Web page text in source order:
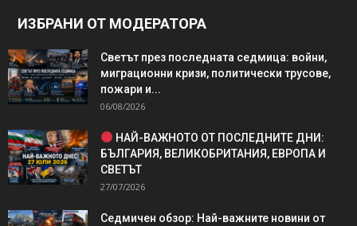
ИЗБРАНИ ОТ МОДЕРАТОРА
Светът през последната седмица: войни,
миграционни кризи, политически трусове,
пожари и...
06/08/2026
НАЙ-ВАЖНОТО ОТ ПОСЛЕДНИТЕ ДНИ:
БЪЛГАРИЯ, ВЕЛИКОБРИТАНИЯ, ЕВРОПА И
СВЕТЪТ
27/07/2026
Седмичен обзор: Най-важните новини от